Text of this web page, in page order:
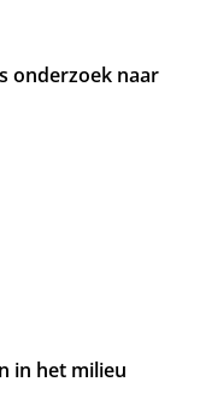
onderzoek naar
in het milieu